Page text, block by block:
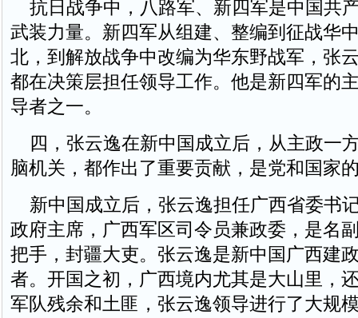
抗日战争中，八路军、新四军是中国共
武装力量。新四军从组建、整编到征战华
北，到解放战争中改编为华东野战军，张
都在决策层担任领导工作。他是新四军的
导者之一。
四，张云逸在新中国成立后，从主政一
脑机关，都作出了重要贡献，是党和国家
新中国成立后，张云逸担任广西省委书
政府主席，广西军区司令员兼政委，是名
把手，封疆大吏。张云逸是新中国广西建
者。开国之初，广西境内尤其是大山里，
军队残余和土匪，张云逸领导进行了大规